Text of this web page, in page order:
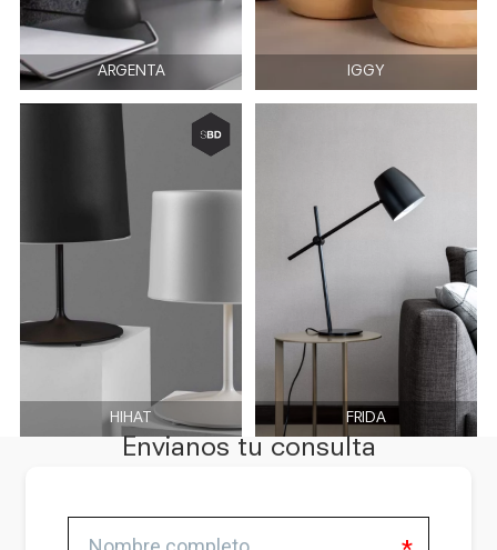
ARGENTA IGGY
HIHAT FRIDA
Envianos tu consulta